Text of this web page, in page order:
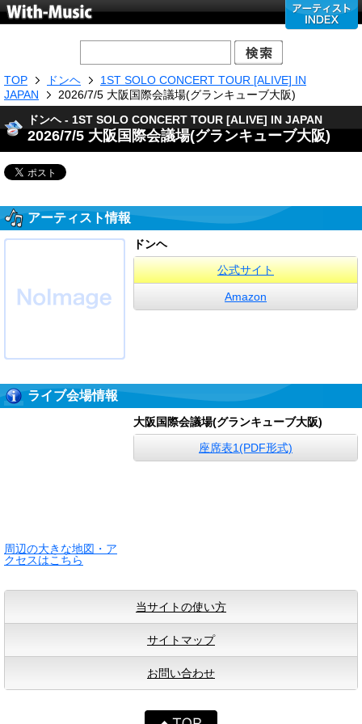
TOP ドンヘ
1ST SOLO CONCERT TOUR [ALIVE] IN
JAPAN
2026/7/5 大阪国際会議場(グランキューブ大阪)
ドンヘ - 1ST SOLO CONCERT TOUR [ALIVE] IN JAPAN
2026/7/5 大阪国際会議場(グランキューブ大阪)
アーティスト情報
ドンヘ
公式サイト
Amazon
ライブ会場情報
周辺の大きな地図・ア
クセスはこちら
大阪国際会議場(グランキューブ大阪)
座席表1(PDF形式)
当サイトの使い方
サイトマップ
お問い合わせ